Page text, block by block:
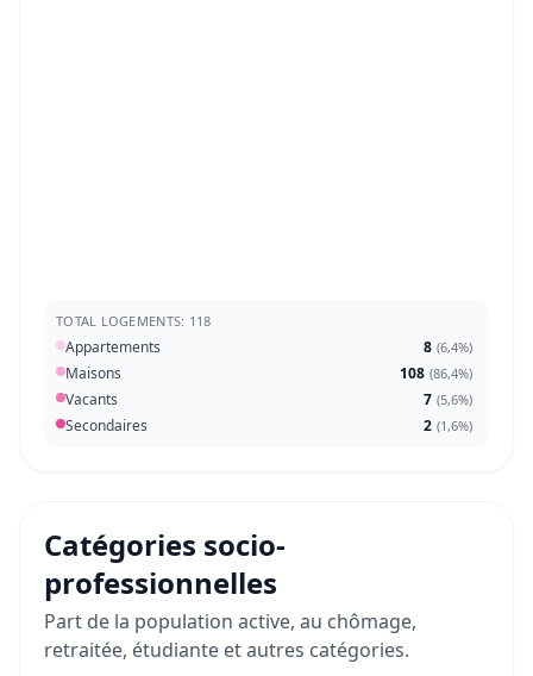
TOTAL LOGEMENTS: 118
Appartements 8 (6,4%)
Maisons 108 (86,4%)
Vacants 7 (5,6%)
Secondaires 2 (1,6%)
Catégories socio-
professionnelles
Part de la population active, au chômage,
retraitée, étudiante et autres catégories.